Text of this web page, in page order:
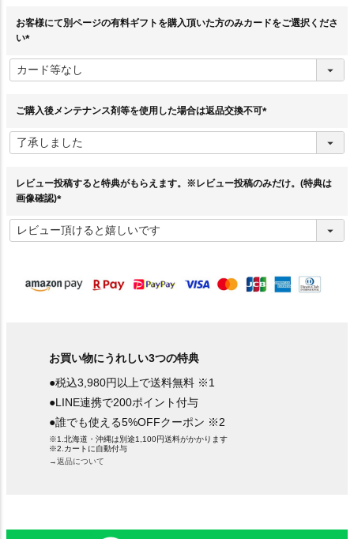
お客様にて別ページの有料ギフトを購入頂いた方のみカードをご選択くださ
い
必
須
ご購入後メンテナンス剤等を使用した場合は返品交換不可
須
レビュー投稿すると特典がもらえます。※レビュー投稿のみだけ。(特典は
画像確認)
必
須
お買い物にうれしい3つの特典
●税込3,980円以上で送料無料 ※1
●LINE連携で200ポイント付与
●誰でも使える5%OFFクーポン ※2
※1.北海道・沖縄は別途1,100円送料がかかります
※2.カートに自動付与
→返品について